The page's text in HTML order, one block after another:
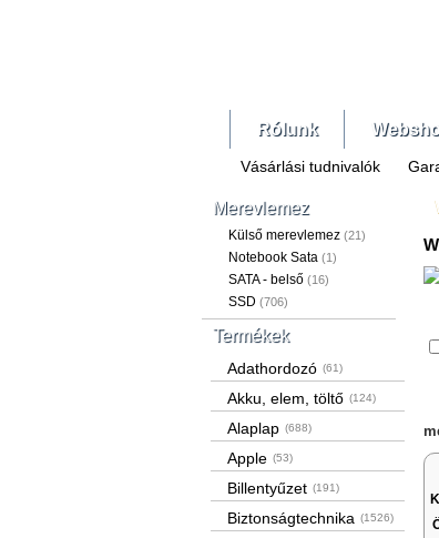
Rólunk
Vásárlási tudnivalók
Merevlemez
Külső merevlemez (21)
Notebook Sata (1)
SATA - belső (16)
SSD (706)
Termékek
Adathordozó (61)
Akku, elem, töltő (124)
Alaplap (688)
Apple (53)
Billentyűzet (191)
Biztonságtechnika (1526)